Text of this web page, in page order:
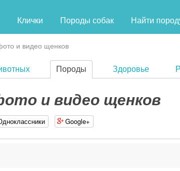
Клички Породы собак Найти
и видео щенков
Породы Здоровье
и видео щенков
Google+